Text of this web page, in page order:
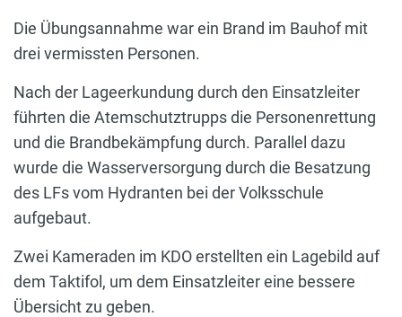
Die Übungsannahme war ein Brand im Bauhof mit
drei vermissten Personen.
Nach der Lageerkundung durch den Einsatzleiter
führten die Atemschutztrupps die Personenrettung
und die Brandbekämpfung durch. Parallel dazu
wurde die Wasserversorgung durch die Besatzung
des LFs vom Hydranten bei der Volksschule
aufgebaut.
Zwei Kameraden im KDO erstellten ein Lagebild auf
dem Taktifol, um dem Einsatzleiter eine bessere
Übersicht zu geben.